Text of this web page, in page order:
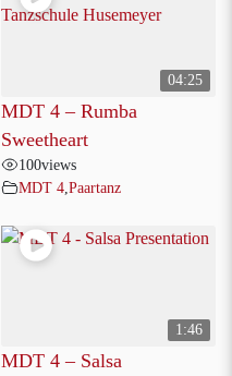
04:25
MDT 4 – Rumba
Sweetheart
100views
MDT 4 Paartanz
1:46
MDT 4 – Salsa